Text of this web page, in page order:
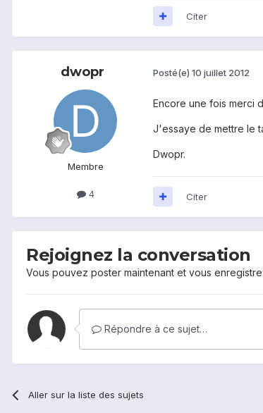
Citer
dwopr
Membre
4
Posté(e) 10 juillet 2012
Encore une fois merci
J'essaye de mettre le
Dwopr.
Citer
Rejoignez la conversation
Vous pouvez poster maintenant et vous
Répondre à ce sujet…
Aller sur la liste des sujets